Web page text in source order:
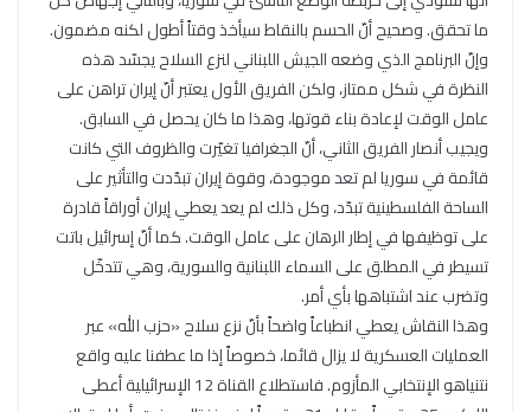
ما تحقق. وصحيح أنّ الحسم بالنقاط سيأخذ وقتاً أطول لكنه مضمون.
وإنّ البرنامج الذي وضعه الجيش اللبناني لنزع السلاح يجسّد هذه
النظرة في شكل ممتاز، ولكن الفريق الأول يعتبر أنّ إيران تراهن على
عامل الوقت لإعادة بناء قوتها، وهذا ما كان يحصل في السابق.
ويجيب أنصار الفريق الثاني، أنّ الجغرافيا تغيّرت والظروف التي كانت
قائمة في سوريا لم تعد موجودة، وقوة إيران تبدّدت والتأثير على
الساحة الفلسطينية تبدّد، وكل ذلك لم يعد يعطي إيران أوراقاً قادرة
على توظيفها في إطار الرهان على عامل الوقت. كما أنّ إسرائيل باتت
تسيطر في المطلق على السماء اللبنانية والسورية، وهي تتدخّل
وتضرب عند اشتباهها بأي أمر.
وهذا النقاش يعطي انطباعاً واضحاً بأنّ نزع سلاح «حزب الله» عبر
العمليات العسكرية لا يزال قائما، خصوصاً إذا ما عطفنا عليه واقع
نتنياهو الإنتخابي المأزوم. فاستطلاع القناة 12 الإسرائيلية أعطى